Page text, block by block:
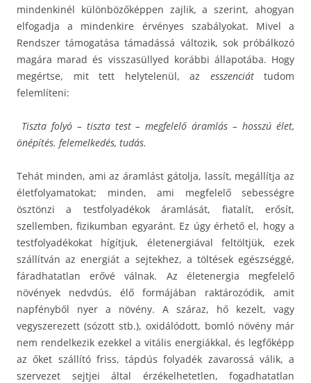
mindenkinél különbözőképpen zajlik, a szerint, ahogyan
elfogadja a mindenkire érvényes szabályokat. Mivel a
Rendszer támogatása támadássá változik, sok próbálkozó
magára marad és visszasüllyed korábbi állapotába. Hogy
megértse, mit tett helytelenül, az esszenciáttudom
felemlíteni:
Tiszta folyó – tiszta test – megfelelő áramlás – hosszú élet,
önépítés. felemelkedés, tudás.
Tehát minden, ami az áramlást gátolja, lassít, megállítja az
életfolyamatokat; minden, ami megfelelő sebességre
ösztönzi a testfolyadékok áramlását, fiatalít, erősít,
szellemben, fizikumban egyaránt. Ez úgy érhető el, hogy a
testfolyadékokat hígítjuk, életenergiával feltöltjük, ezek
szállítván az energiát a sejtekhez, a töltések egészséggé,
fáradhatatlan erővé válnak. Az életenergia megfelelő
növények nedvdús, élő formájában raktározódik, amit
napfényből nyer a növény. A száraz, hő kezelt, vagy
vegyszerezett (sózott stb.), oxidálódott, bomló növény már
nem rendelkezik ezekkel a vitális energiákkal, és legfőképp
az őket szállító friss, tápdús folyadék zavarossá válik, a
szervezet sejtjei által érzékelhetetlen, fogadhatatlan